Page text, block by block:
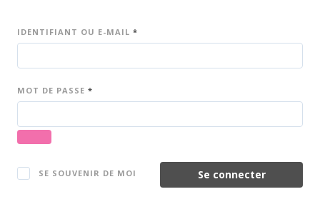
IDENTIFIANT OU E-MAIL *
MOT DE PASSE *
SE SOUVENIR DE MOI Se connecter